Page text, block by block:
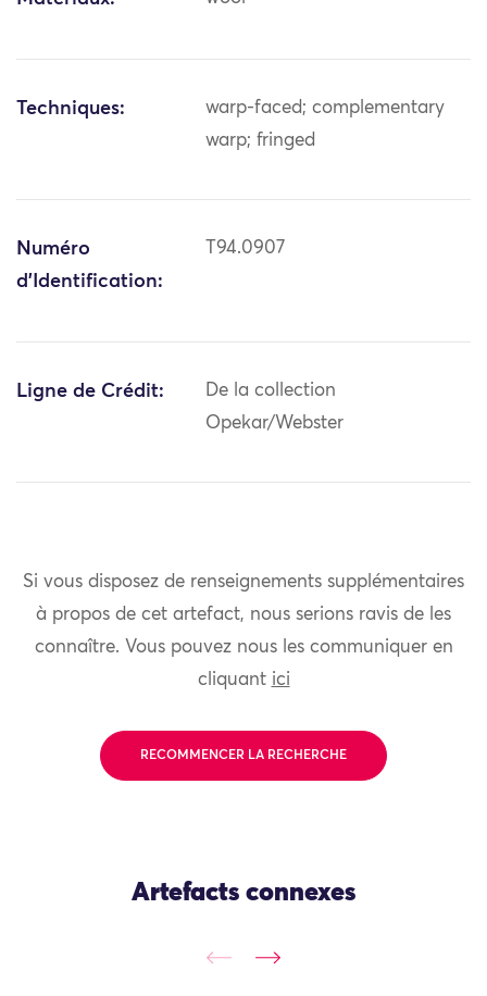
Techniques:
warp-faced; complementary
warp; fringed
Numéro
d'Identification:
T94.0907
Ligne de Crédit:
De la collection
Opekar/Webster
Si vous disposez de renseignements supplémentaires
à propos de cet artefact, nous serions ravis de les
connaître. Vous pouvez nous les communiquer en
cliquant ici
RECOMMENCER LA RECHERCHE
Artefacts connexes